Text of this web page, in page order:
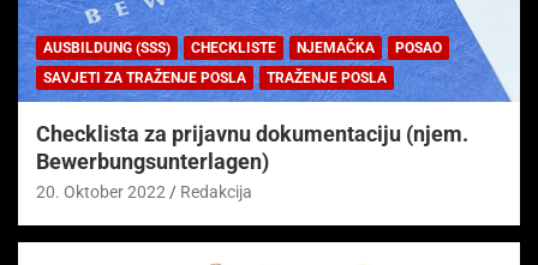
AUSBILDUNG (SSS) CHECKLISTE NJEMAČKA
POSAO
SAVJETI ZA TRAŽENJE POSLA
TRAŽENJE POSLA
Checklista za prijavnu dokumentaciju (njem.
Bewerbungsunterlagen)
20. Oktober 2022 Redakcija